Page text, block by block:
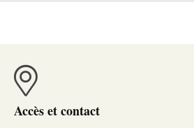
Accès et contact